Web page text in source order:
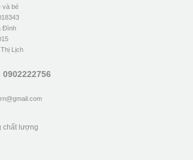
và bé
Đình
Lịch
0902222756
chất lượng